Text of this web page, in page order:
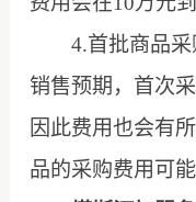
4.首批商品采
销售预期，首次
因此费用也会有
品的采购费用可